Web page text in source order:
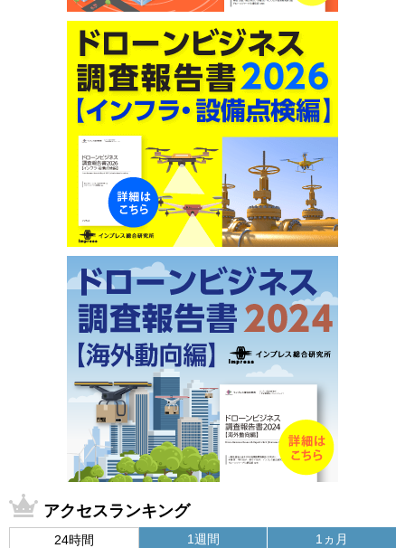
アクセスランキング
24時間 1週間 1ヵ月